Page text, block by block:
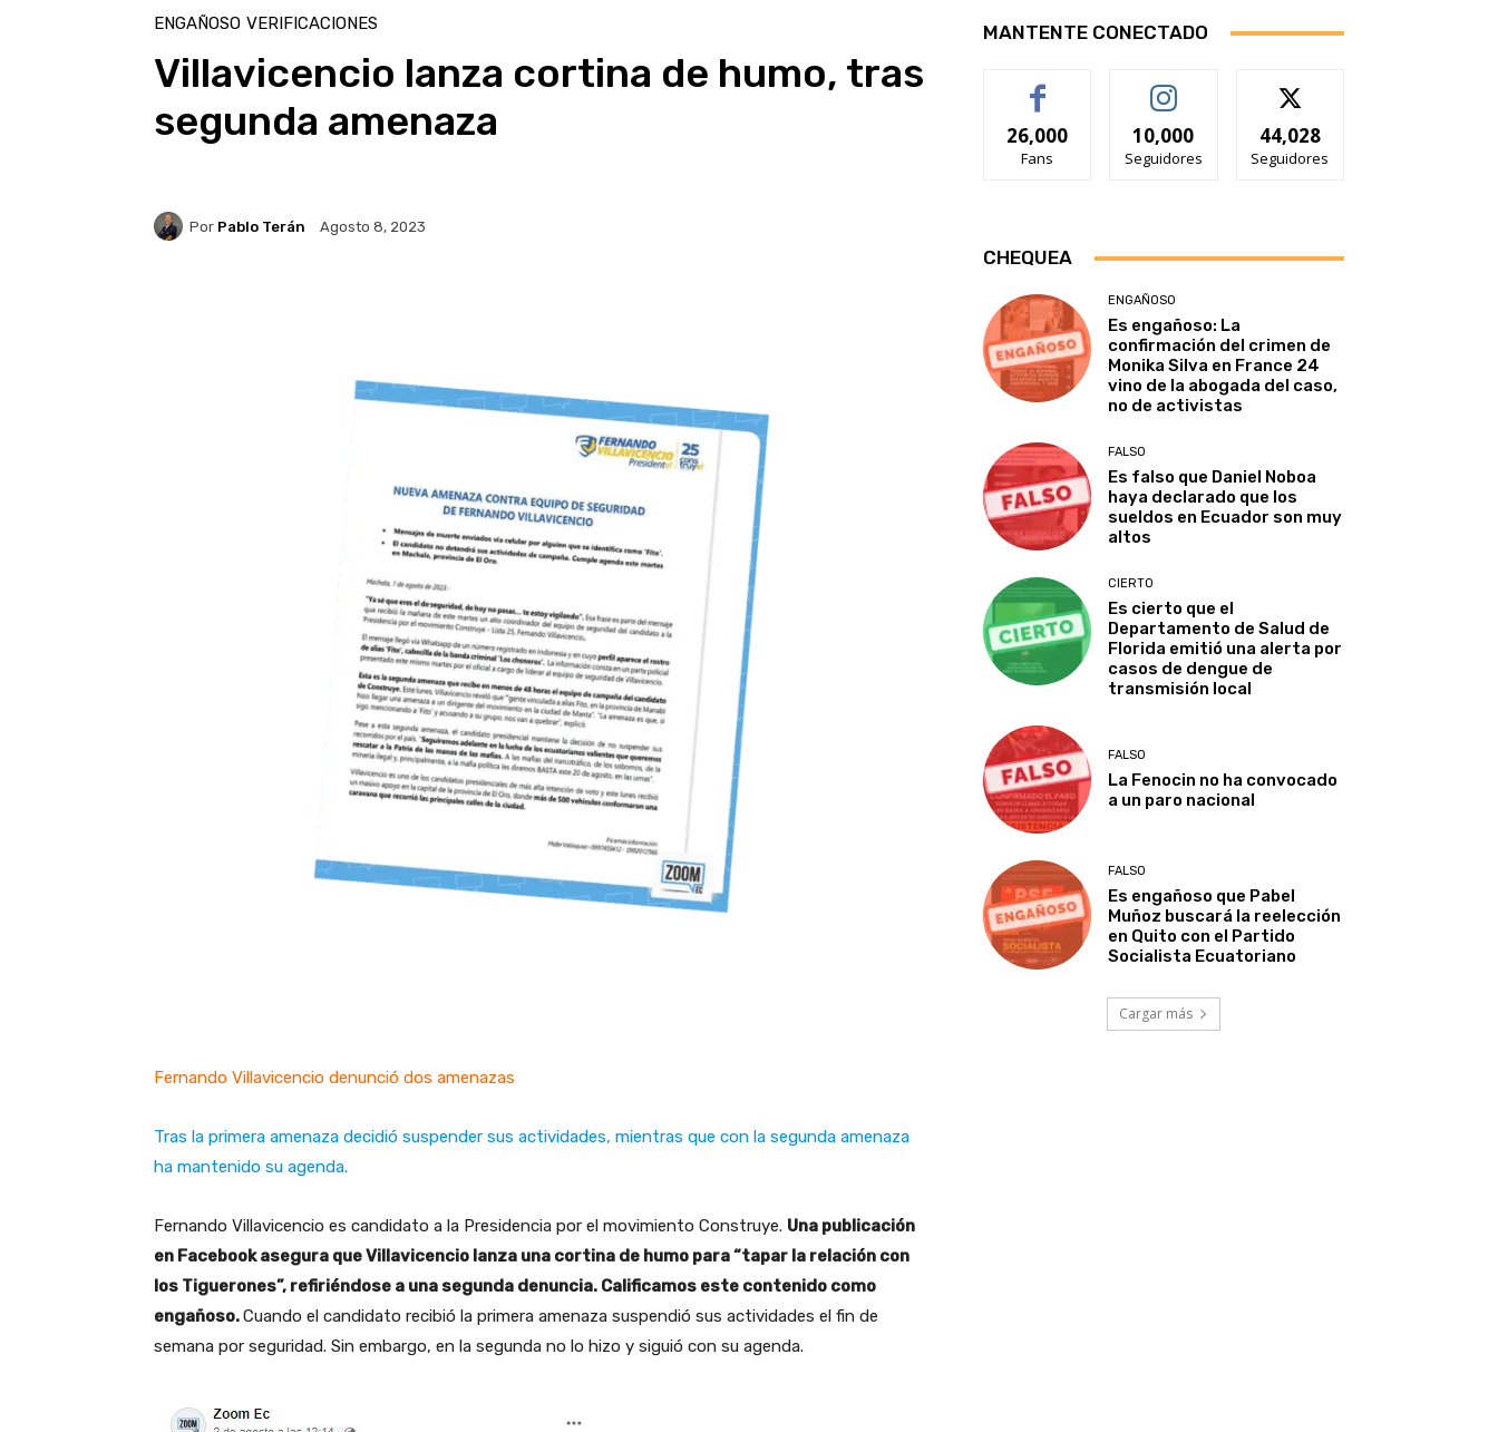
ENGAÑOSO VERIFICACIONES
Villavicencio lanza cortina de humo, tras
segunda amenaza
Por Pablo Terán Agosto 8, 2023
Fernando Villavicencio denunció dos amenazas
Tras la primera amenaza decidió suspender sus actividades, mientras que con la segunda amenaza
ha mantenido su agenda.
Fernando Villavicencio es candidato a la Presidencia por el movimiento Construye. Una publicación
en Facebook asegura que Villavicencio lanza una cortina de humo para “tapar la relación con
los Tiguerones”, refiriéndose a una segunda denuncia. Calificamos este contenido como
engañoso.Cuando el candidato recibió la primera amenaza suspendió sus actividades el fin de
semana por seguridad. Sin embargo, en la segunda no lo hizo y siguió con su agenda.
MANTENTE CONECTADO
26,000
Fans
10,000
Seguidores
44,028
Seguidores
CHEQUEA
ENGAÑOSO
Es engañoso: La
confirmación del crimen de
Monika Silva en France 24
vino de la abogada del caso,
no de activistas
FALSO
Es falso que Daniel Noboa
haya declarado que los
sueldos en Ecuador son muy
altos
CIERTO
Es cierto que el
Departamento de Salud de
Florida emitió una alerta por
casos de dengue de
transmisión local
FALSO
La Fenocin no ha convocado
a un paro nacional
FALSO
Es engañoso que Pabel
Muñoz buscará la reelección
en Quito con el Partido
Socialista Ecuatoriano
Cargar más